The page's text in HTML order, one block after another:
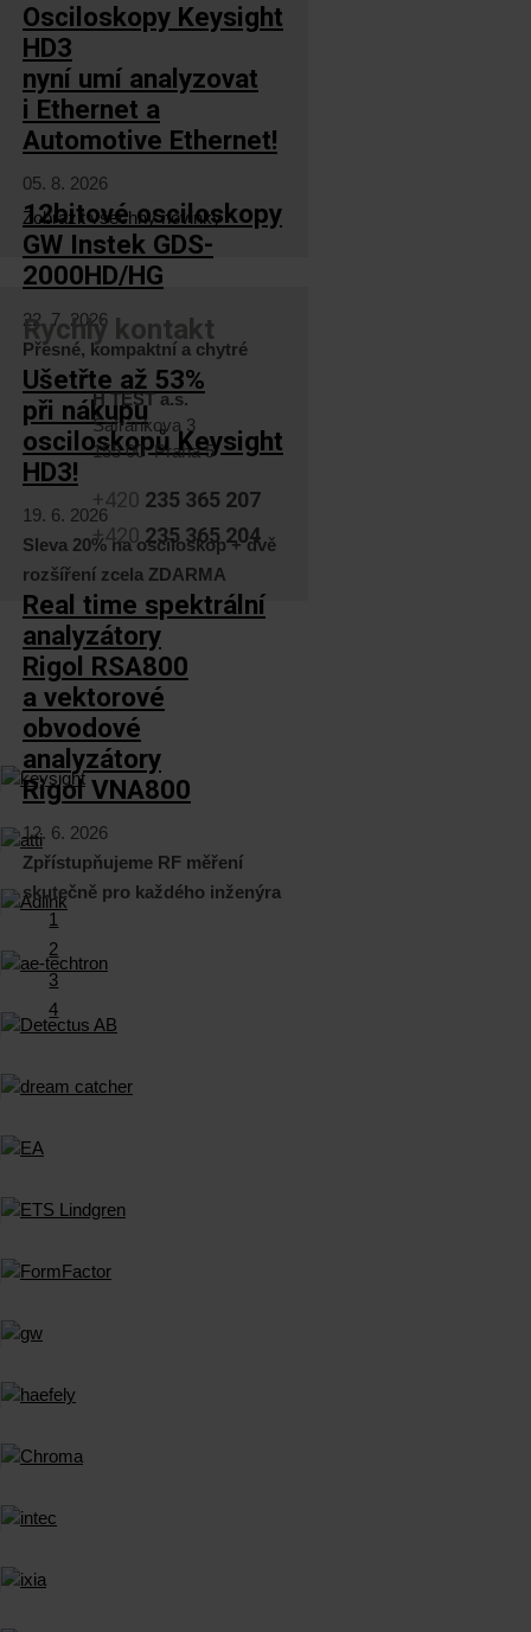
Osciloskopy Keysight
HD3
nyní umí analyzovat
i Ethernet a
Automotive Ethernet!
05. 8. 2026
12bitové osciloskopy
GW Instek GDS-
2000HD/HG
22. 7. 2026
Přesné, kompaktní a chytré
Ušetřte až 53%
při nákupu
osciloskopů Keysight
HD3!
19. 6. 2026
Sleva 20% na osciloskop + dvě
rozšíření zcela ZDARMA
Real time spektrální
analyzátory
Rigol RSA800
a vektorové
obvodové
analyzátory
Rigol VNA800
12. 6. 2026
Zpřístupňujeme RF měření
skutečně pro každého inženýra
1
2
3
4
Zobrazit všechny novinky
Rychlý kontakt
H TEST a.s.
Šafránkova 3
155 00 Praha 5
+420 235 365 207
+420 235 365 204